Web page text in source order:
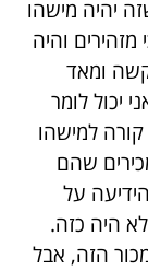
יהיה מישהו
והיה
ומאד
יכול לומר
למישהו
שהם
על
היה כזה.
הזה, אבל